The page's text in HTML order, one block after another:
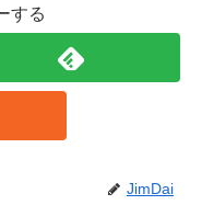
する
JimDai